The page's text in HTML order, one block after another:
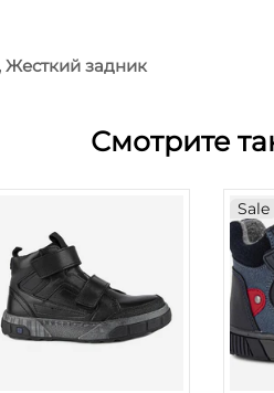
Жесткий задник
Смотрите
Sale